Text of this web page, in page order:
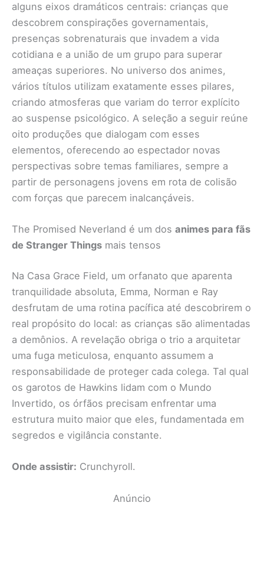
alguns eixos dramáticos centrais: crianças que
descobrem conspirações governamentais,
presenças sobrenaturais que invadem a vida
cotidiana e a união de um grupo para superar
ameaças superiores. No universo dos animes,
vários títulos utilizam exatamente esses pilares,
criando atmosferas que variam do terror explícito
ao suspense psicológico. A seleção a seguir reúne
oito produções que dialogam com esses
elementos, oferecendo ao espectador novas
perspectivas sobre temas familiares, sempre a
partir de personagens jovens em rota de colisão
com forças que parecem inalcançáveis.
The Promised Neverland é um dos animes para fãs
de Stranger Things mais tensos
Na Casa Grace Field, um orfanato que aparenta
tranquilidade absoluta, Emma, Norman e Ray
desfrutam de uma rotina pacífica até descobrirem o
real propósito do local: as crianças são alimentadas
a demônios. A revelação obriga o trio a arquitetar
uma fuga meticulosa, enquanto assumem a
responsabilidade de proteger cada colega. Tal qual
os garotos de Hawkins lidam com o Mundo
Invertido, os órfãos precisam enfrentar uma
estrutura muito maior que eles, fundamentada em
segredos e vigilância constante.
Onde assistir: Crunchyroll.
Anúncio